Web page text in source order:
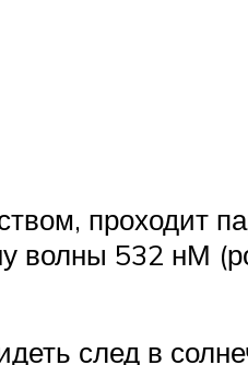
проходит
волны 532 нМ
след в